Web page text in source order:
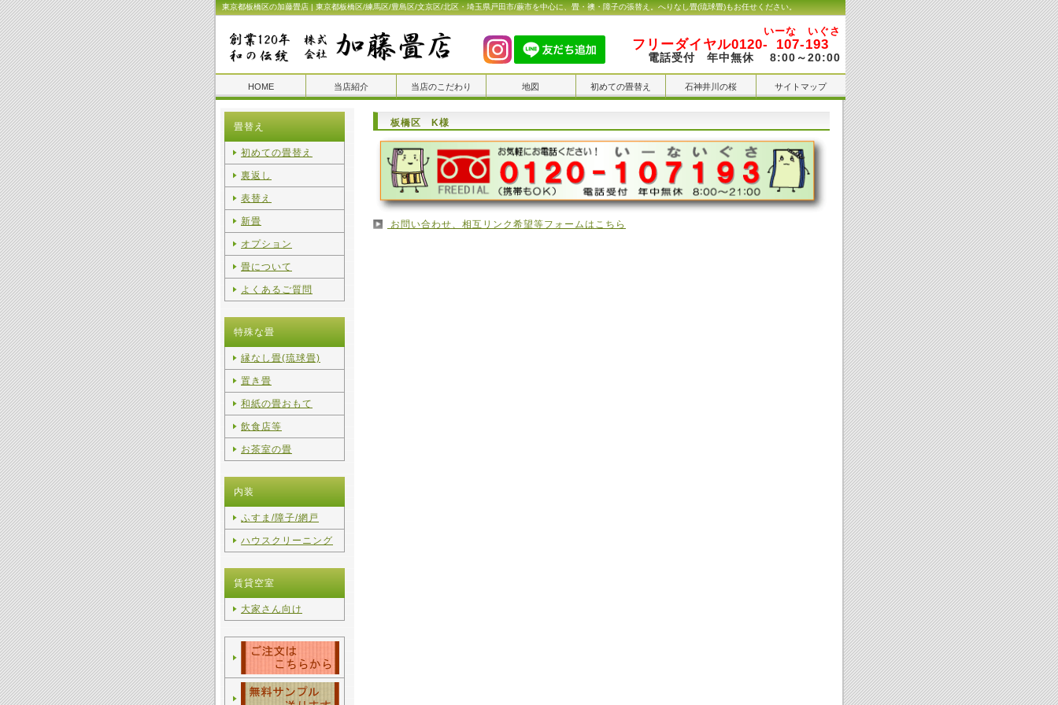
東京都板橋区の加藤畳店 | 東京都板橋区/練馬区/豊島区/文京区/北区・埼玉県戸田市/蕨市を中心に、畳・襖・障子の張替え。へりなし畳(琉球畳)もお任せください。
フリーダイヤル0120- 107-193
いーな いぐさ
電話受付 年中無休 8:00～20:00
HOME 当店紹介 当店のこだわり 地図 初めての畳替え 石神井川の桜 サイトマップ
板橋区 K様
お問い合わせ、相互リンク希望等フォームはこちら
畳替え
初めての畳替え
裏返し
表替え
新畳
オプション
畳について
よくあるご質問
特殊な畳
縁なし畳(琉球畳)
置き畳
和紙の畳おもて
飲食店等
お茶室の畳
内装
ふすま/障子/網戸
ハウスクリーニング
賃貸空室
大家さん向け